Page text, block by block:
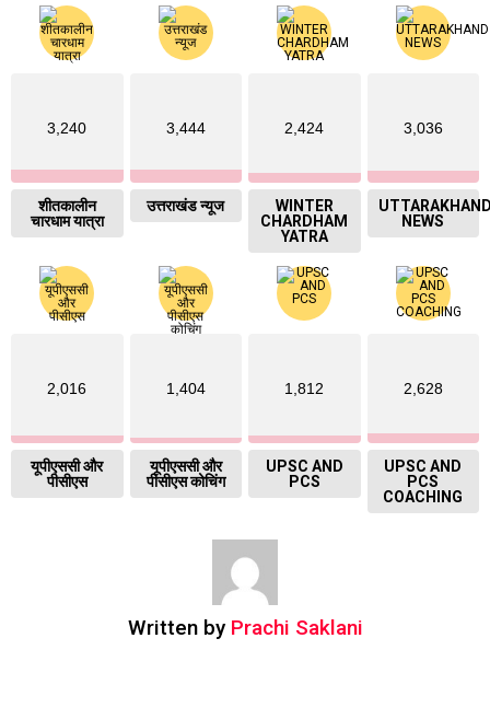
3,240
शीतकालीन
चारधाम यात्रा
3,444
उत्तराखंड न्यूज
2,424
WINTER
CHARDHAM
YATRA
3,036
NEWS
2,016
यूपीएससी और
पीसीएस
1,404
यूपीएससी और
पीसीएस कोचिंग
1,812
UPSC AND
PCS
2,628
UPSC AND
PCS
COACHING
Written by Prachi Saklani